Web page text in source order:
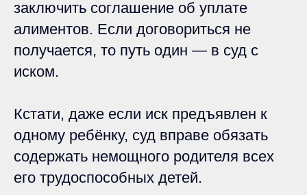
заключить соглашение об уплате
алиментов. Если договориться не
получается, то путь один — в суд с
иском.
Кстати, даже если иск предъявлен к
одному ребёнку, суд вправе обязать
содержать немощного родителя всех
его трудоспособных детей.